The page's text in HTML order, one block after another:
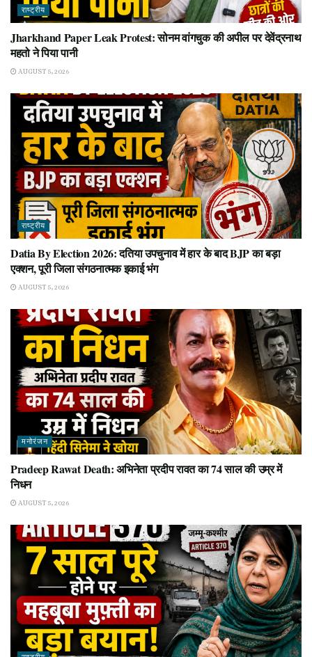
राष्ट्रीय
Jharkhand Paper Leak Protest: सोनम वांगचुक की अपील पर देवेंद्रनाथ
महतो ने पिया पानी
AUGUST 5, 2026
राष्ट्रीय
Datia By Election 2026: दतिया उपचुनाव में हार के बाद BJP का बड़ा
एक्शन, पूरी जिला संगठनात्मक इकाई भंग
AUGUST 5, 2026
मनोरंजन
Pradeep Rawat Death: अभिनेता प्रदीप रावत का 74 साल की उम्र में
निधन
AUGUST 5, 2026